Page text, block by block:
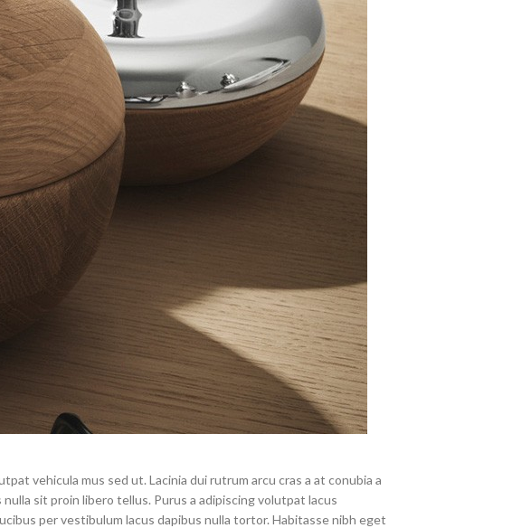
vehicula mus sed ut. Lacinia dui rutrum arcu cras a at conubia a
sit proin libero tellus. Purus a adipiscing volutpat lacus
per vestibulum lacus dapibus nulla tortor. Habitasse nibh eget